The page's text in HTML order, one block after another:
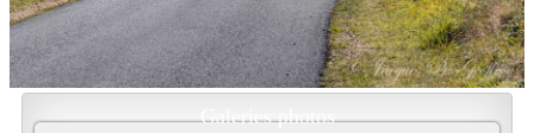
Galeries photos